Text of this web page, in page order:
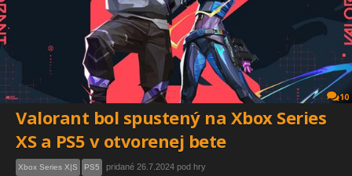
10
Valorant bol spustený na Xbox Series
XS a PS5 v otvorenej bete
Xbox Series X|S PS5 pridané 26.7.2024 pod hry